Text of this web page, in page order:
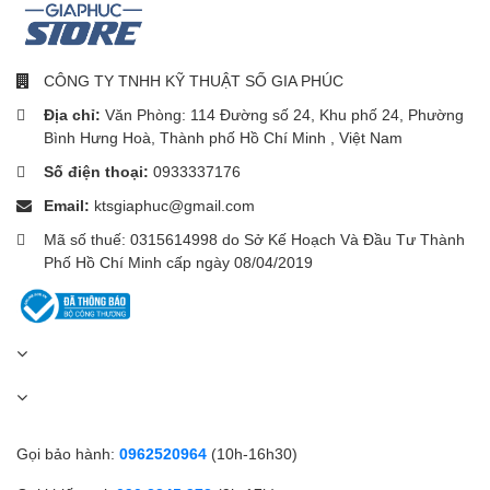
Thiết kế gọn, chân cắm gập – rất thích hợp mang theo du
lịch hoặc sử dụng tại văn phòng.
CÔNG TY TNHH KỸ THUẬT SỐ GIA PHÚC
Địa chỉ: Văn Phòng: 114 Đường số 24, Khu phố 24, Phường
Bình Hưng Hoà, Thành phố Hồ Chí Minh , Việt Nam
Số điện thoại: 0933337176
Email: ktsgiaphuc@gmail.com
Mã số thuế: 0315614998 do Sở Kế Hoạch Và Đầu Tư Thành
Phố Hồ Chí Minh cấp ngày 08/04/2019
Gọi bảo hành: 0962520964 (10h-16h30)